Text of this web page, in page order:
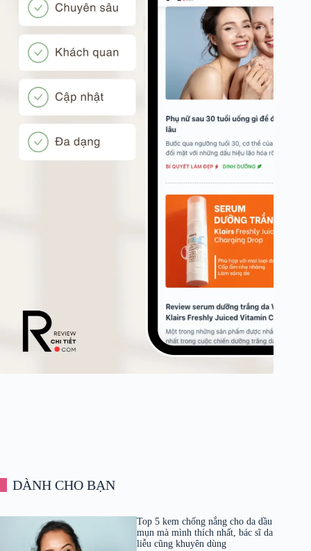
DÀNH CHO BẠN
Top 5 kem chống nắng cho da dầu
mụn mà mình thích nhất, bác sĩ da
liễu cũng khuyên dùng